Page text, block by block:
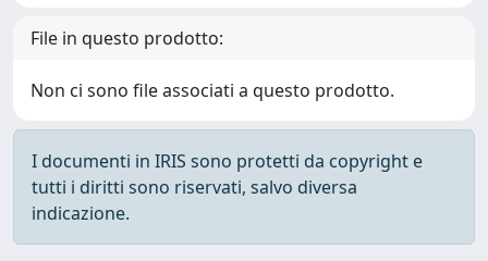
File in questo prodotto:
Non ci sono file associati a questo prodotto.
I documenti in IRIS sono protetti da copyright e
tutti i diritti sono riservati, salvo diversa
indicazione.